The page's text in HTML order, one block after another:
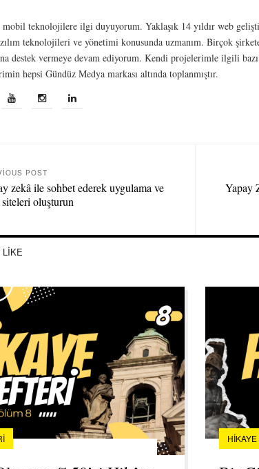
mobil teknolojilere ilgi duyuyorum. Yaklaşık 14 yıldır web
teknolojileri ve yönetimi konusunda uzmanım. Birçok
destek vermeye devam ediyorum. Kendi projelerimle ilgili
hepsi Gündüz Medya markası altında toplanmıştır.
POST
zekâ ile sohbet ederek uygulama ve
oluşturun
Yapay
LIKE